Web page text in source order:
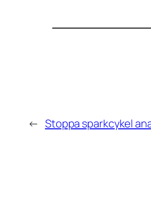
← Stoppa sparkcykel